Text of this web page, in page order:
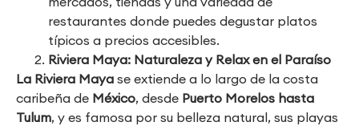
restaurantes donde puedes degustar platos
típicos a precios accesibles.
Riviera Maya: Naturaleza y Relax en el Paraíso
La Riviera Maya se extiende a lo largo de la costa
caribeña de México, desde Puerto Morelos hasta
Tulum, y es famosa por su belleza natural, sus playas